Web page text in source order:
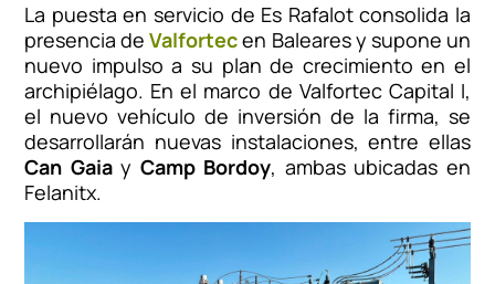
La puesta en servicio de Es Rafalot consolida la
presencia deValfortecen Baleares y supone un
nuevo impulso a su plan de crecimiento en el
archipiélago. En el marco de Valfortec Capital I,
el nuevo vehículo de inversión de la firma, se
desarrollarán nuevas instalaciones, entre ellas
Can Gaiay Camp Bordoy, ambas ubicadas en
Felanitx.